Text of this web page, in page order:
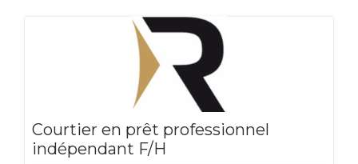
Courtier en prêt professionnel
indépendant F/H